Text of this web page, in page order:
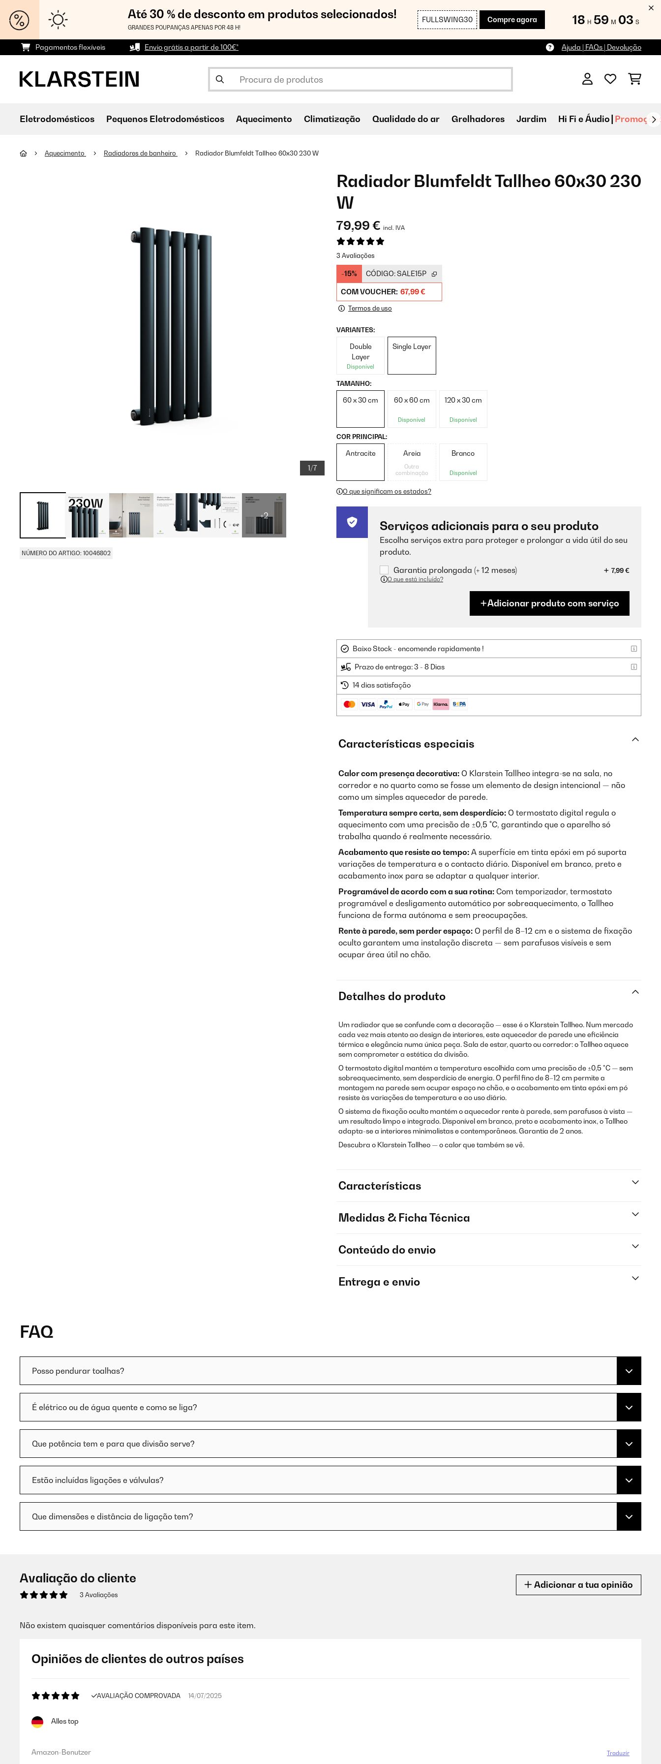
Até 30 % de desconto em produtos selecionados!
GRANDES POUPANÇAS APENAS POR 48 H!
FULLSWING30 Compre agora 18 H 59 M 02 S
Pagamentos flexíveis Envio grátis a partir de 100€* Ajuda | FAQs | Devolução
Eletrodomésticos Pequenos Eletrodomésticos Aquecimento Climatização Qualidade do ar Grelhadores Jardim Hi Fi e Áudio
Aquecimento Radiadores de banheiro Radiador Blumfeldt Tallheo 60x30 230 W
1/7
+2
NÚMERO DO ARTIGO: 10046802
Radiador Blumfeldt Tallheo 60x30 230
W
79,99 € incl. IVA
3 Avaliações
-15% CÓDIGO:SALE15P
COM VOUCHER: 67,99 €
Termos de uso
VARIANTES:
Double
Layer
Disponível
Single Layer
TAMANHO:
60 x 30 cm 60 x 60 cm
Disponível
120 x 30 cm
Disponível
COR PRINCIPAL:
Antracite Areia
Outra
combinação
Branco
Disponível
O que significam os estados?
Serviços adicionais para o seu produto
Escolha serviços extra para proteger e prolongar a vida útil do seu
produto.
Garantia prolongada (+ 12 meses)
7,99 €
O que está incluído?
Adicionar produto com serviço
Baixo Stock - encomende rapidamente !
Prazo de entrega: 3 - 8 Dias
14 dias satisfação
Características especiais
Calor com presença decorativa: O Klarstein Tallheo integra-se na sala, no
corredor e no quarto como se fosse um elemento de design intencional — não
como um simples aquecedor de parede.
Temperatura sempre certa, sem desperdício: O termostato digital regula o
aquecimento com uma precisão de ±0,5 °C, garantindo que o aparelho só
trabalha quando é realmente necessário.
Acabamento que resiste ao tempo: A superfície em tinta epóxi em pó suporta
variações de temperatura e o contacto diário. Disponível em branco, preto e
acabamento inox para se adaptar a qualquer interior.
Programável de acordo com a sua rotina: Com temporizador, termostato
programável e desligamento automático por sobreaquecimento, o Tallheo
funciona de forma autónoma e sem preocupações.
Rente à parede, sem perder espaço: O perfil de 8–12 cm e o sistema de fixação
oculto garantem uma instalação discreta — sem parafusos visíveis e sem
ocupar área útil no chão.
Detalhes do produto
Um radiador que se confunde com a decoração — esse é o Klarstein Tallheo. Num mercado
cada vez mais atento ao design de interiores, este aquecedor de parede une eficiência
térmica e elegância numa única peça. Sala de estar, quarto ou corredor: o Tallheo aquece
sem comprometer a estética da divisão.
O termostato digital mantém a temperatura escolhida com uma precisão de ±0,5 °C — sem
sobreaquecimento, sem desperdício de energia. O perfil fino de 8–12 cm permite a
montagem na parede sem ocupar espaço no chão, e o acabamento em tinta epóxi em pó
resiste às variações de temperatura e ao uso diário.
O sistema de fixação oculto mantém o aquecedor rente à parede, sem parafusos à vista —
um resultado limpo e integrado. Disponível em branco, preto e acabamento inox, o Tallheo
adapta-se a interiores minimalistas e contemporâneos. Garantia de 2 anos.
Descubra o Klarstein Tallheo — o calor que também se vê.
Características
Medidas & Ficha Técnica
Conteúdo do envio
Entrega e envio
FAQ
Posso pendurar toalhas?
É elétrico ou de água quente e como se liga?
Que potência tem e para que divisão serve?
Estão incluídas ligações e válvulas?
Que dimensões e distância de ligação tem?
Avaliação do cliente
3 Avaliações
Adicionar a tua opinião
Não existem quaisquer comentários disponíveis para este item.
Opiniões de clientes de outros países
AVALIAÇÃO COMPROVADA 14/07/2025
Alles top
Amazon-Benutzer Traduzir